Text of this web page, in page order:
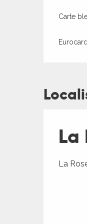
Carte
La
La